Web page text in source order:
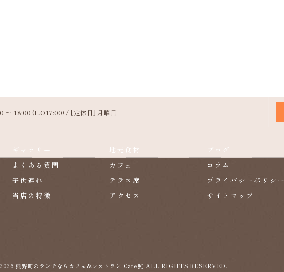
～ 18:00 (L.O17:00) / [定休日] 月曜日
ギャラリー
よくある質問
子供連れ
当店の特徴
地元食材
カフェ
テラス席
アクセス
ブログ
コラム
プライバシーポリシー
サイトマップ
熊野町のランチならカフェ&レストラン Cafe照 ALL RIGHTS RESERVED.